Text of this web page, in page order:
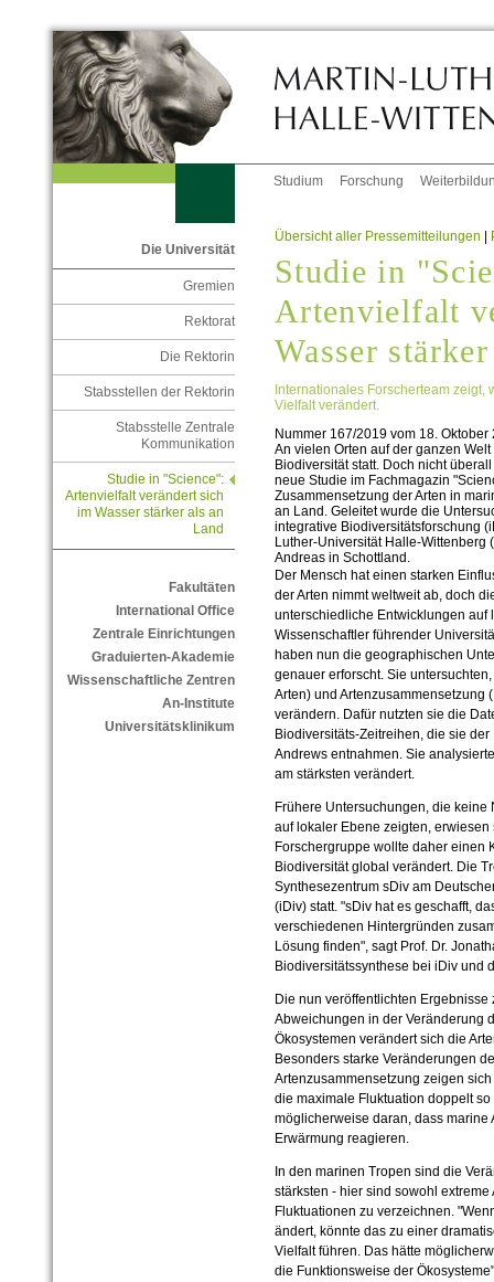
Studium Forschung
Die Universität
Gremien
Rektorat
Die Rektorin
Stabsstellen der Rektorin
Stabsstelle Zentrale
Kommunikation
Studie in "Science":
Artenvielfalt verändert sich
im Wasser stärker als an
Land
Fakultäten
International Office
Zentrale Einrichtungen
Graduierten-Akademie
Wissenschaftliche Zentren
An-Institute
Universitätsklinikum
Übersicht aller Pressemitteilungen |
Studie in
Artenvielfalt
Wasser
Internationales Forscherteam
Vielfalt verändert.
Nummer 167/2019 vom 18. Oktober
An vielen Orten auf der ganzen
Biodiversität statt. Doch nicht
neue Studie im Fachmagazin
Zusammensetzung der Arten in
an Land. Geleitet wurde die
integrative Biodiversitätsforschung
Luther-Universität Halle-Wittenberg
Andreas in Schottland.
Der Mensch hat einen starken
der Arten nimmt weltweit ab, doch
unterschiedliche Entwicklungen auf
Wissenschaftler führender
haben nun die geographischen
genauer erforscht. Sie
Arten) und Artenzusammensetzung
verändern. Dafür nutzten sie die
Biodiversitäts-Zeitreihen, die sie
Andrews entnahmen. Sie
am stärksten verändert.
Frühere Untersuchungen, die keine
auf lokaler Ebene zeigten,
Forschergruppe wollte daher einen
Biodiversität global verändert. Die
Synthesezentrum sDiv am
(iDiv) statt. "sDiv hat es geschafft,
verschiedenen Hintergründen
Lösung finden", sagt Prof. Dr.
Biodiversitätssynthese bei iDiv und
Die nun veröffentlichten
Abweichungen in der Veränderung
Ökosystemen verändert sich die
Besonders starke Veränderungen
Artenzusammensetzung zeigen
die maximale Fluktuation doppelt
möglicherweise daran, dass
Erwärmung reagieren.
In den marinen Tropen sind die
stärksten - hier sind sowohl
Fluktuationen zu verzeichnen.
ändert, könnte das zu einer
Vielfalt führen. Das hätte
die Funktionsweise der